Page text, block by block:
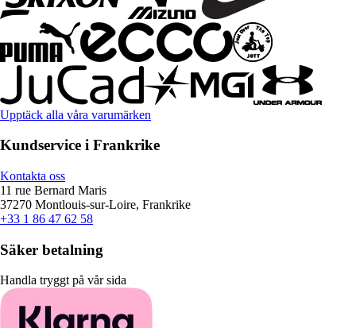
Upptäck alla våra varumärken
Kundservice i Frankrike
Kontakta oss
11 rue Bernard Maris
37270 Montlouis-sur-Loire, Frankrike
+33 1 86 47 62 58
Säker betalning
Handla tryggt på vår sida